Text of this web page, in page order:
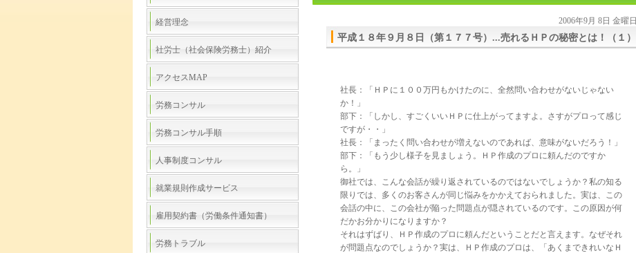
2006年9月 8日 金曜日
平成１８年９月８日（第１７７号）...売れるＨＰの秘密とは！（１）
社長：「ＨＰに１００万円もかけたのに、全然問い合わせがないじゃない
か！」
部下：「しかし、すごくいいＨＰに仕上がってますよ。さすがプロって感じ
ですが・・」
社長：「まったく問い合わせが増えないのであれば、意味がないだろう！」
部下：「もう少し様子を見ましょう。ＨＰ作成のプロに頼んだのですか
ら。」
御社では、こんな会話が繰り返されているのではないでしょうか？私の知る
限りでは、多くのお客さんが同じ悩みをかかえておられました。実は、この
会話の中に、この会社が陥った問題点が隠されているのです。この原因が何
だかお分かりになりますか？
それはずばり、ＨＰ作成のプロに頼んだということだと言えます。なぜそれ
が問題点なのでしょうか？実は、ＨＰ作成のプロは、「あくまできれいなＨ
経営理念
社労士（社会保険労務士）紹介
アクセスMAP
労務コンサル
労務コンサル手順
人事制度コンサル
就業規則作成サービス
雇用契約書（労働条件通知書）
労務トラブル